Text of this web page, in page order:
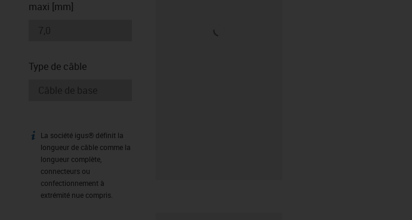
maxi [mm]
Type de câble
igus-icon-info
La société igus® définit la
longueur de câble comme la
longueur complète,
connecteurs ou
confectionnement à
extrémité nue compris.